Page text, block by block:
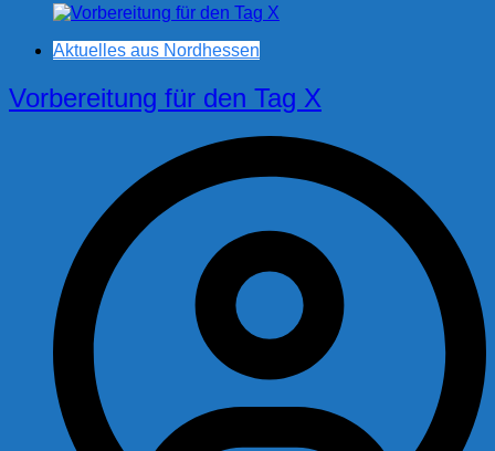
Aktuelles aus Nordhessen
Vorbereitung für den Tag X